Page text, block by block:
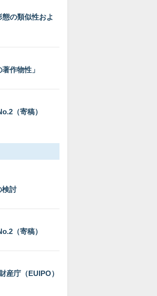
の類似性およ
作物性」
（寄稿）
検討
（寄稿）
産庁（EUIPO）